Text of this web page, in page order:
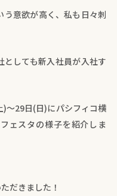
意欲が高く、私も日々刺
しても新入社員が入社す
)～29日(日)にパシフィコ横
ェスタの様子を紹介しま
だきました！